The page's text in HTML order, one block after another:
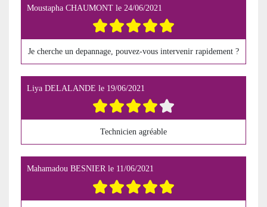
Moustapha CHAUMONT le 24/06/2021
Je cherche un depannage, pouvez-vous intervenir rapidement ?
Liya DELALANDE le 19/06/2021
Technicien agréable
Mahamadou BESNIERle 11/06/2021